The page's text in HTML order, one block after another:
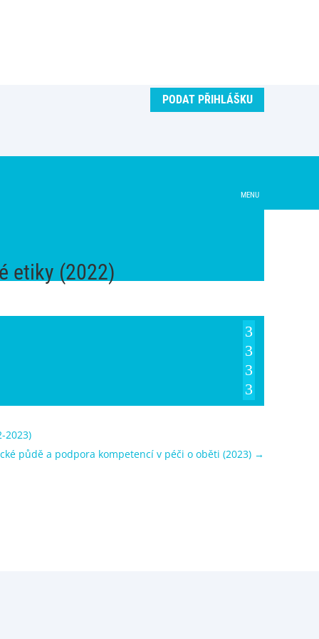
PODAT PŘIHLÁŠKU
etiky (2022)
2023)
půdě a podpora kompetencí v péči o oběti (2023) →